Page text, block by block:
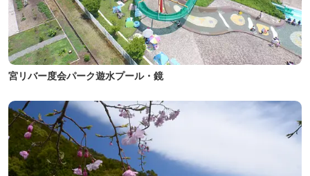
宮リバー度会パーク遊水プール・鏡